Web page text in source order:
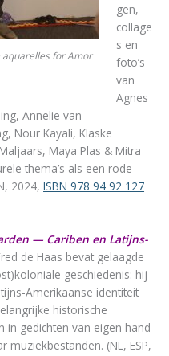
for Amor
gen,
collage
s en
foto’s
van
Agnes
Annelie van
Nour Kayali, Klaske
Maya Plas & Mitra
thema’s als een rode
2024,ISBN 978 94 92 127
— Cariben en Latijns-
de Haas bevat gelaagde
geschiedenis: hij
Amerikaanse identiteit
historische
in gedichten van eigen hand
muziekbestanden. (NL, ESP,